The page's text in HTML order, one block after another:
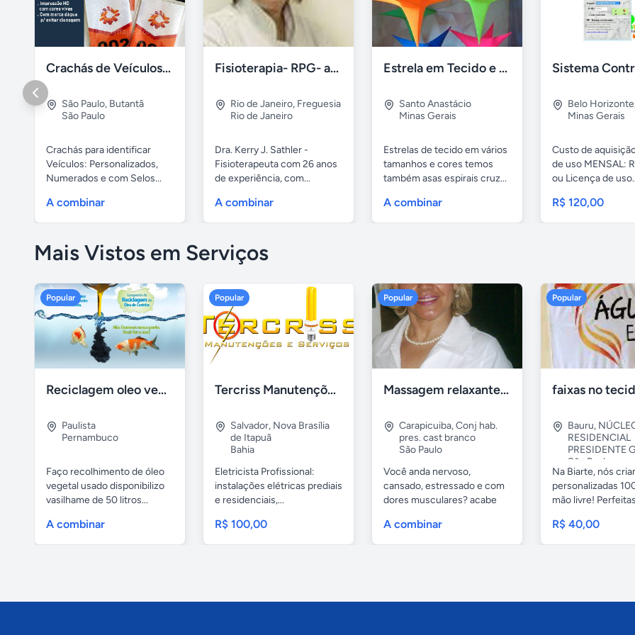
Crachás de Veículos: Numerados e Personalizados
São Paulo, Butantâ
São Paulo
Crachás para identificar
Veículos: Personalizados,
Numerados e com Selos...
A combinar
Fisioterapia- RPG- acupuntura Freguesia RJ
Rio de Janeiro, Freguesia
Rio de Janeiro
Dra. Kerry J. Sathler -
Fisioterapeuta com 26 anos
de experiência, com...
A combinar
Estrela em Tecido e fitas Metálicas p/ Decoração
Santo Anastácio
Minas Gerais
Estrelas de tecido em vários
tamanhos e cores temos
também asas espirais cruz...
A combinar
Belo Horizonte
Minas Gerais
Custo de
de uso MENSAL:
ou Licença de
R$ 120,00
Mais Vistos em Serviços
Popular
Reciclagem oleo vegetal
Paulista
Pernambuco
Faço recolhimento de óleo
vegetal usado disponibilizo
vasilhame de 50 litros...
A combinar
Popular
Tercriss Manutenções e Serviços
Salvador, Nova Brasília
de Itapuã
Bahia
Eletricista Profissional:
instalações elétricas prediais
e residenciais,...
R$ 100,00
Popular
Massagem relaxante- terapeutica e depilação
Carapicuiba,Conj hab.
pres. cast branco
São Paulo
Você anda nervoso,
cansado, estressado e com
dores musculares? acabe
A combinar
Popular
Bauru,
RESIDENCIAL
PRESIDENTE
São Paulo
Na Biarte, nós
personalizadas
mão livre!
R$ 40,00